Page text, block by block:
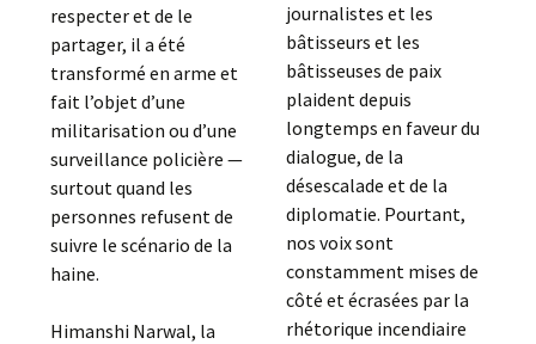
respecter et de le
partager, il a été
transformé en arme et
fait l’objet d’une
militarisation ou d’une
surveillance policière —
surtout quand les
personnes refusent de
suivre le scénario de la
haine.
Himanshi Narwal, la
journalistes et les
bâtisseurs et les
bâtisseuses de paix
plaident depuis
longtemps en faveur du
dialogue, de la
désescalade et de la
diplomatie. Pourtant,
nos voix sont
constamment mises de
côté et écrasées par la
rhétorique incendiaire